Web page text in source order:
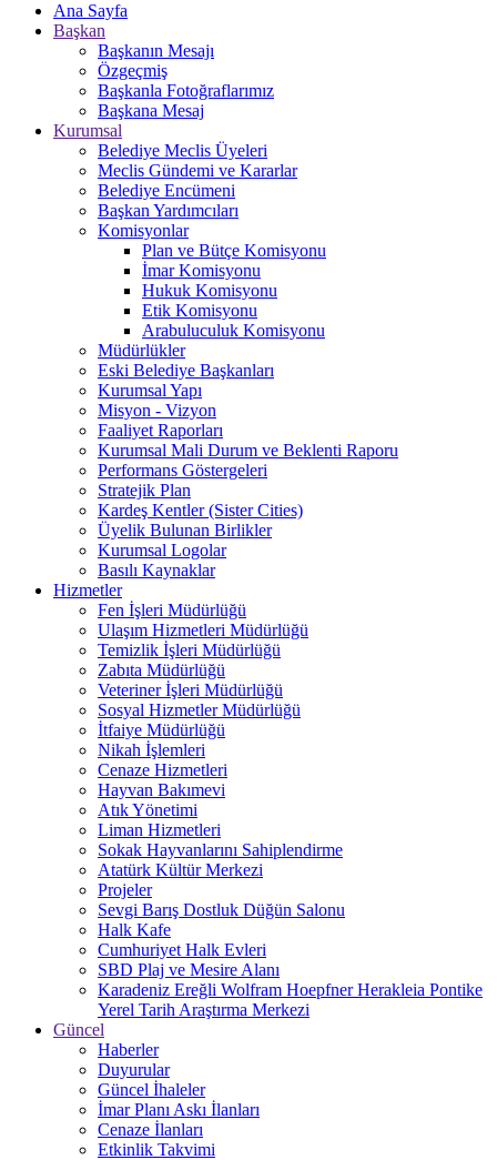
Ana Sayfa
Başkan
Başkanın Mesajı
Özgeçmiş
Başkanla Fotoğraflarımız
Başkana Mesaj
Kurumsal
Belediye Meclis Üyeleri
Meclis Gündemi ve Kararlar
Belediye Encümeni
Başkan Yardımcıları
Komisyonlar
Plan ve Bütçe Komisyonu
İmar Komisyonu
Hukuk Komisyonu
Etik Komisyonu
Arabuluculuk Komisyonu
Müdürlükler
Eski Belediye Başkanları
Kurumsal Yapı
Misyon - Vizyon
Faaliyet Raporları
Kurumsal Mali Durum ve Beklenti Raporu
Performans Göstergeleri
Stratejik Plan
Kardeş Kentler (Sister Cities)
Üyelik Bulunan Birlikler
Kurumsal Logolar
Basılı Kaynaklar
Hizmetler
Fen İşleri Müdürlüğü
Ulaşım Hizmetleri Müdürlüğü
Temizlik İşleri Müdürlüğü
Zabıta Müdürlüğü
Veteriner İşleri Müdürlüğü
Sosyal Hizmetler Müdürlüğü
İtfaiye Müdürlüğü
Nikah İşlemleri
Cenaze Hizmetleri
Hayvan Bakımevi
Atık Yönetimi
Liman Hizmetleri
Sokak Hayvanlarını Sahiplendirme
Atatürk Kültür Merkezi
Projeler
Sevgi Barış Dostluk Düğün Salonu
Halk Kafe
Cumhuriyet Halk Evleri
SBD Plaj ve Mesire Alanı
Karadeniz Ereğli Wolfram Hoepfner Herakleia Pontike
Yerel Tarih Araştırma Merkezi
Güncel
Haberler
Duyurular
Güncel İhaleler
İmar Planı Askı İlanları
Cenaze İlanları
Etkinlik Takvimi